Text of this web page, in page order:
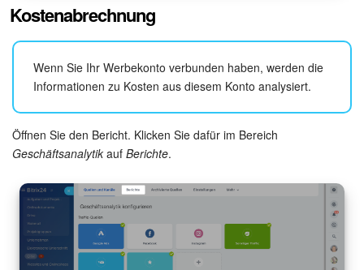
Wissensbasis
Telefonie
Einstellungen
Allgemeine Fragen
On-Premise Version
Kostenabrechnung
Wenn Sie Ihr Werbekonto verbunden haben, werden die
Informationen zu Kosten aus diesem Konto analysiert.
Öffnen Sie den Bericht. Klicken Sie dafür im Bereich
Geschäftsanalytik auf Berichte.